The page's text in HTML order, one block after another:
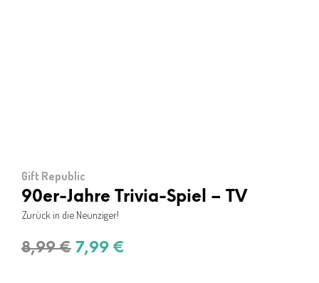
Gift Republic
90er-Jahre Trivia-Spiel – TV
Zurück in die Neunziger!
8,99€ Ursprünglicher
7,99 €